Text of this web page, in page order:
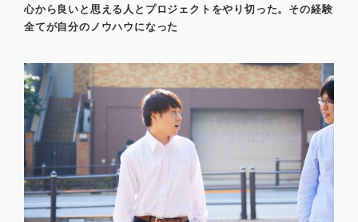
心から良いと思える人とプロジェクトをやり切った。その経験
全てが自分のノウハウになった